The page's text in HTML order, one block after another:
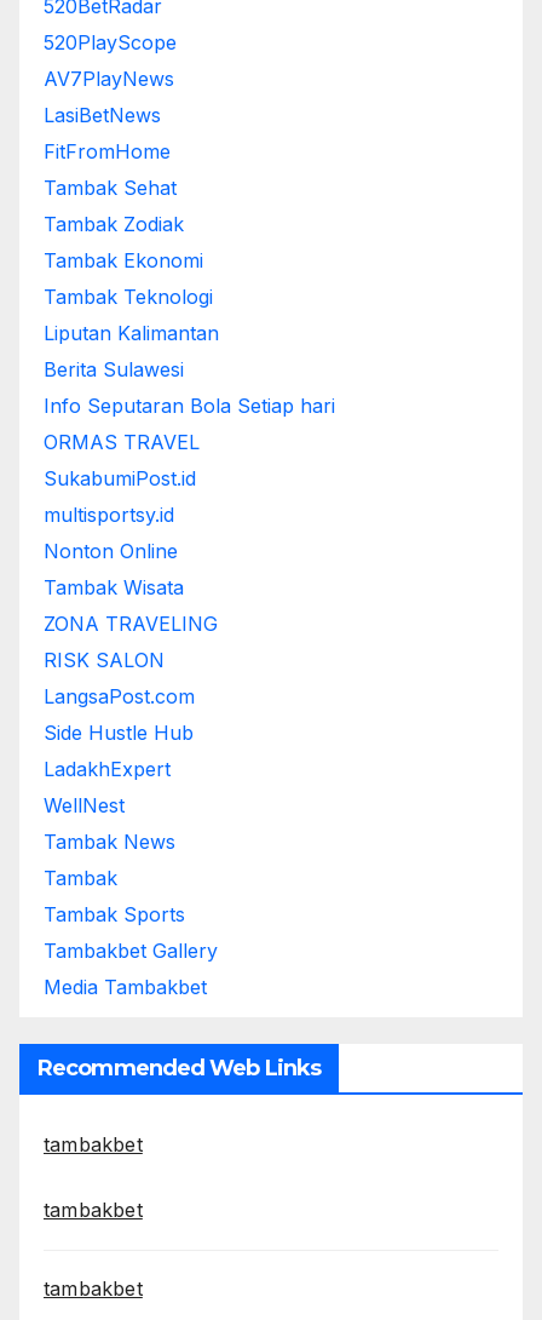
520BetRadar
520PlayScope
AV7PlayNews
LasiBetNews
FitFromHome
Tambak Sehat
Tambak Zodiak
Tambak Ekonomi
Tambak Teknologi
Liputan Kalimantan
Berita Sulawesi
Info Seputaran Bola Setiap hari
ORMAS TRAVEL
SukabumiPost.id
multisportsy.id
Nonton Online
Tambak Wisata
ZONA TRAVELING
RISK SALON
LangsaPost.com
Side Hustle Hub
LadakhExpert
WellNest
Tambak News
Tambak
Tambak Sports
Tambakbet Gallery
Media Tambakbet
Recommended Web Links
tambakbet
tambakbet
tambakbet